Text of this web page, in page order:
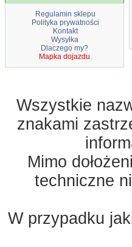
Regulamin sklepu
Polityka prywatności
Kontakt
Wysyłka
Dlaczego my?
Mapka dojazdu
Wszystkie
znakami
Mimo
techniczne
W przypadku